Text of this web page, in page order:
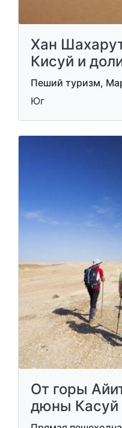
Хан
Кисуй и
Пеший туризм,
Юг
От горы
дюны Касуй